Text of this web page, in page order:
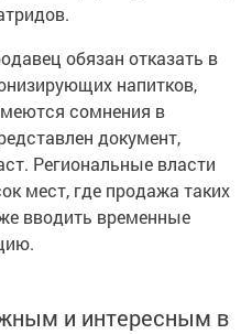
обязан отказать в
напитков,
сомнения в
документ,
Региональные власти
мест, где продажа таких
вводить временные
и интересным в